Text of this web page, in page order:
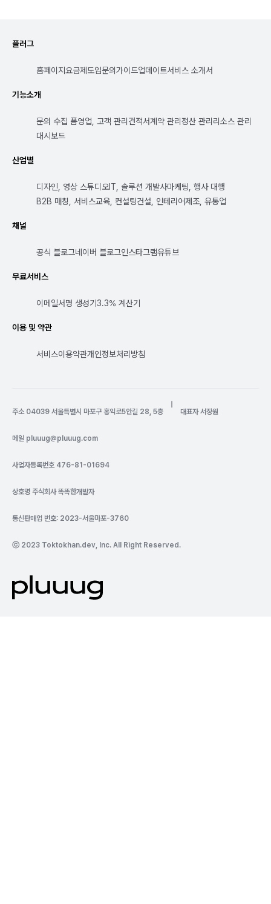
플러그
홈페이지요금제 도입문의가이드업데이트서비스 소개서
기능소개
문의 수집 폼영업, 고객 관리 견적서계약 관리 정산 관리 리소스 관리
대시보드
산업별
디자인, 영상 스튜디오 IT, 솔루션 개발사마케팅, 행사 대행
B2B 매칭, 서비스교육, 컨설팅건설, 인테리어제조, 유통업
채널
공식 블로그네이버 블로그인스타그램유튜브
무료서비스
이메일서명 생성기 3.3% 계산기
이용 및 약관
서비스이용약관개인정보처리방침
주소 04039 서울특별시 마포구 홍익로5안길 28, 5층
대표자 서장원
메일 pluuug@pluuug.com
사업자등록번호 476-81-01694
상호명 주식회사 똑똑한개발자
통신판매업 번호: 2023-서울마포-3760
ⓒ 2023 Toktokhan.dev, Inc. All Right Reserved.